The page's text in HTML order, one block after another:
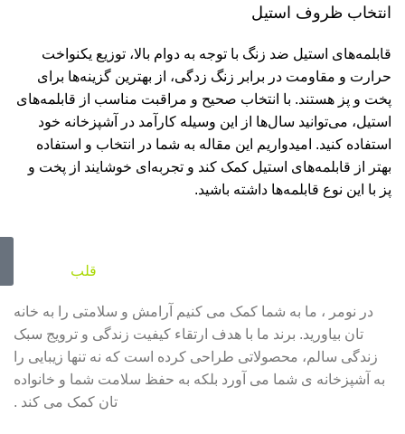
انتخاب ظروف استیل
قابلمه‌های استیل ضد زنگ با توجه به دوام بالا، توزیع یکنواخت
حرارت و مقاومت در برابر زنگ زدگی، از بهترین گزینه‌ها برای
پخت و پز هستند. با انتخاب صحیح و مراقبت مناسب از قابلمه‌های
استیل، می‌توانید سال‌ها از این وسیله کارآمد در آشپزخانه خود
استفاده کنید. امیدواریم این مقاله به شما در انتخاب و استفاده
بهتر از قابلمه‌های استیل کمک کند و تجربه‌ای خوشایند از پخت و
پز با این نوع قابلمه‌ها داشته باشید.
قلب
در نومر ، ما به شما کمک می کنیم آرامش و سلامتی را به خانه
تان بیاورید. برند ما با هدف ارتقاء کیفیت زندگی و ترویج سبک
زندگی سالم، محصولاتی طراحی کرده است که نه تنها زیبایی را
به آشپزخانه ی شما می آورد بلکه به حفظ سلامت شما و خانواده
تان کمک می کند .